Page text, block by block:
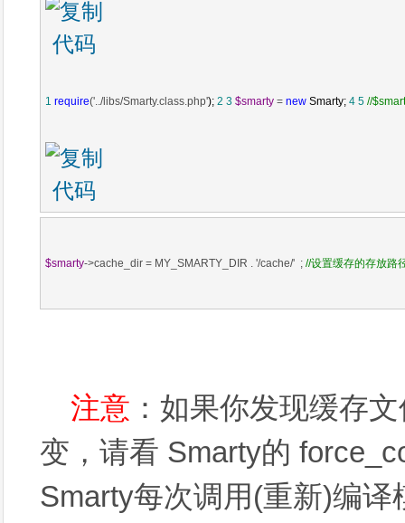
1 require('../libs/Smarty.class.php'); 2 3 $smarty = new Smarty; 4 5 //
$smarty->cache_dir = MY_SMARTY_DIR . '/cache/'  ; //设置缓存的存放路
注意 ：如果你发现缓存
变，请看 Smarty的
Smarty每次调用(重新)编